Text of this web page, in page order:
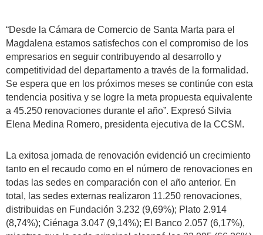
“Desde la Cámara de Comercio de Santa Marta para el
Magdalena estamos satisfechos con el compromiso de los
empresarios en seguir contribuyendo al desarrollo y
competitividad del departamento a través de la formalidad.
Se espera que en los próximos meses se continúe con esta
tendencia positiva y se logre la meta propuesta equivalente
a 45.250 renovaciones durante el año”. Expresó Silvia
Elena Medina Romero, presidenta ejecutiva de la CCSM.
La exitosa jornada de renovación evidenció un crecimiento
tanto en el recaudo como en el número de renovaciones en
todas las sedes en comparación con el año anterior. En
total, las sedes externas realizaron 11.250 renovaciones,
distribuidas en Fundación 3.232 (9,69%); Plato 2.914
(8,74%); Ciénaga 3.047 (9,14%); El Banco 2.057 (6,17%),